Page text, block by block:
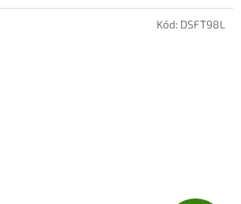
Kód: DSFT98L